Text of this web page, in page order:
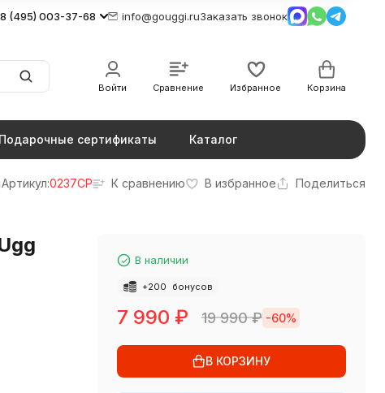
8 (495) 003-37-68 info@gouggi.ruЗаказать звонок
Войти Сравнение Избранное Корзина
Подарочные сертификаты Каталог
Артикул:0237CP К сравнению В избранное Поделиться
В наличии
+200 бонусов
7 990 ₽ 19 990₽ -60%
В КОРЗИНУ